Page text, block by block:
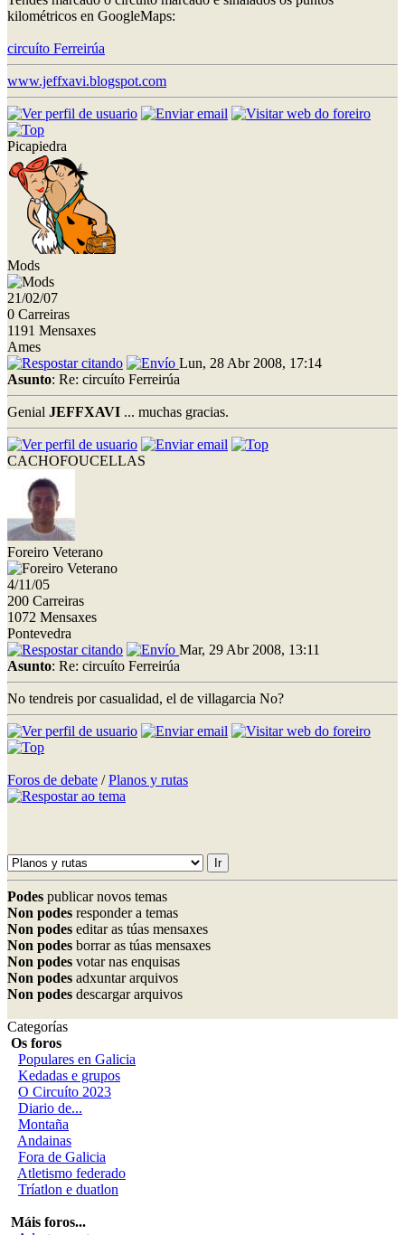
kilométricos en GoogleMaps:
circuíto Ferreirúa
www.jeffxavi.blogspot.com
Picapiedra
Mods
21/02/07
0 Carreiras
1191 Mensaxes
Ames
Lun, 28 Abr 2008, 17:14
Asunto: Re: circuíto Ferreirúa
Genial JEFFXAVI ... muchas gracias.
CACHOFOUCELLAS
Foreiro Veterano
4/11/05
200 Carreiras
1072 Mensaxes
Pontevedra
Mar, 29 Abr 2008, 13:11
Asunto: Re: circuíto Ferreirúa
No tendreis por casualidad, el de villagarcia No?
Foros de debate /Planos y rutas
Podes publicar novos temas
Non podes responder a temas
Non podes editar as túas mensaxes
Non podes borrar as túas mensaxes
Non podes votar nas enquisas
Non podes adxuntar arquivos
Non podes descargar arquivos
Categorías
Os foros
Populares en Galicia
Kedadas e grupos
O Circuíto 2023
Diario de...
Montaña
Andainas
Fora de Galicia
Atletismo federado
Tríatlon e duatlon
Máis foros...